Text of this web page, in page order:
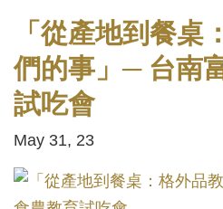
「從產地到餐桌
們的事」─ 台南
試吃會
May 31, 23